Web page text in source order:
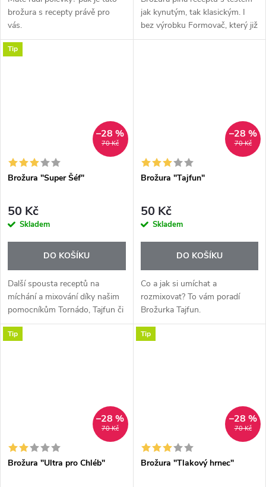
brožura s recepty právě pro
vás.
jak kynutým, tak klasickým. I
bez výrobku Formovač, který již
není v naší nabídce, zde
Tip
70 Kč
–28 %
Brožura "Super Šéf"
50 Kč
Skladem
DO KOŠÍKU
Další spousta receptů na
míchání a mixování díky našim
pomocníkům Tornádo, Tajfun či
Super šéf. :-)
70 Kč
–28 %
Brožura "Tajfun"
50 Kč
Skladem
DO KOŠÍKU
Co a jak si umíchat a
rozmixovat? To vám poradí
Brožurka Tajfun.
Tip
70 Kč
–28 %
Brožura "Ultra pro Chléb"
Tip
70 Kč
–28 %
Brožura "Tlakový hrnec"